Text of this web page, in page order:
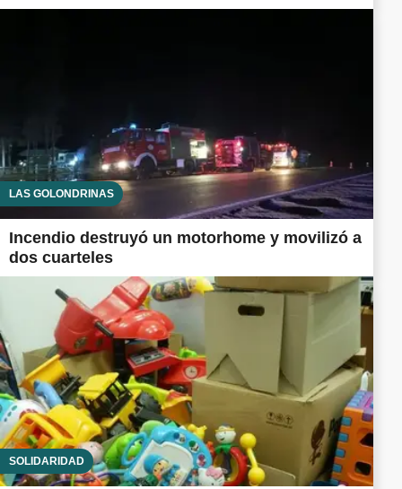
LAS GOLONDRINAS
Incendio destruyó un motorhome y movilizó a
dos cuarteles
SOLIDARIDAD